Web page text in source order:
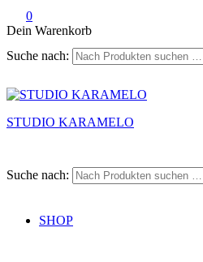
0
Dein Warenkorb
Suche nach:
STUDIO KARAMELO
Suche nach:
SHOP